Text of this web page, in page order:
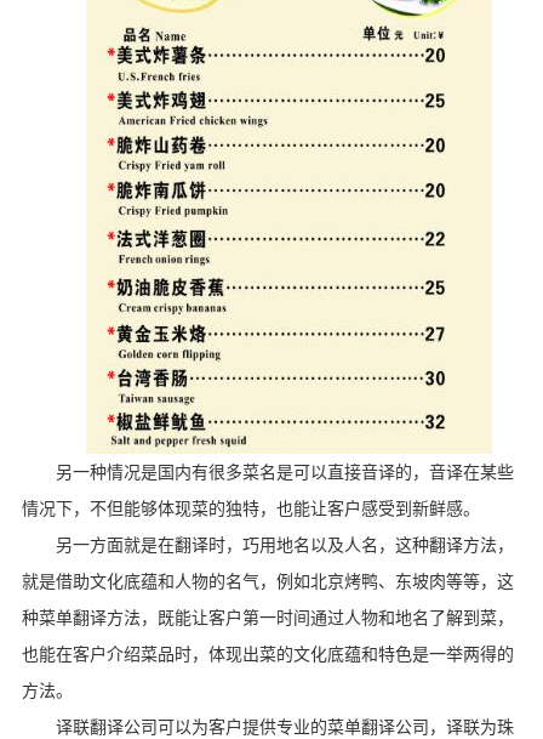
另一种情况是国内有很多菜名是可以直接音译的，音译在某些
情况下，不但能够体现菜的独特，也能让客户感受到新鲜感。
另一方面就是在翻译时，巧用地名以及人名，这种翻译方法，
就是借助文化底蕴和人物的名气，例如北京烤鸭、东坡肉等等，这
种菜单翻译方法，既能让客户第一时间通过人物和地名了解到菜，
也能在客户介绍菜品时，体现出菜的文化底蕴和特色是一举两得的
方法。
译联翻译公司可以为客户提供专业的菜单翻译公司，译联为珠